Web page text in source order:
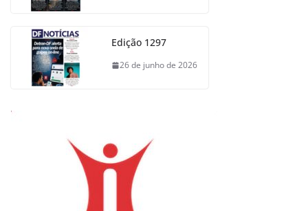
Edição 1297
26 de junho de 2026